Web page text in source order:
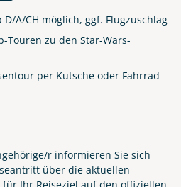
A/CH möglich, ggf. Flugzuschlag
Touren zu den Star-Wars-
per Kutsche oder Fahrrad
r informieren Sie sich
über die aktuellen